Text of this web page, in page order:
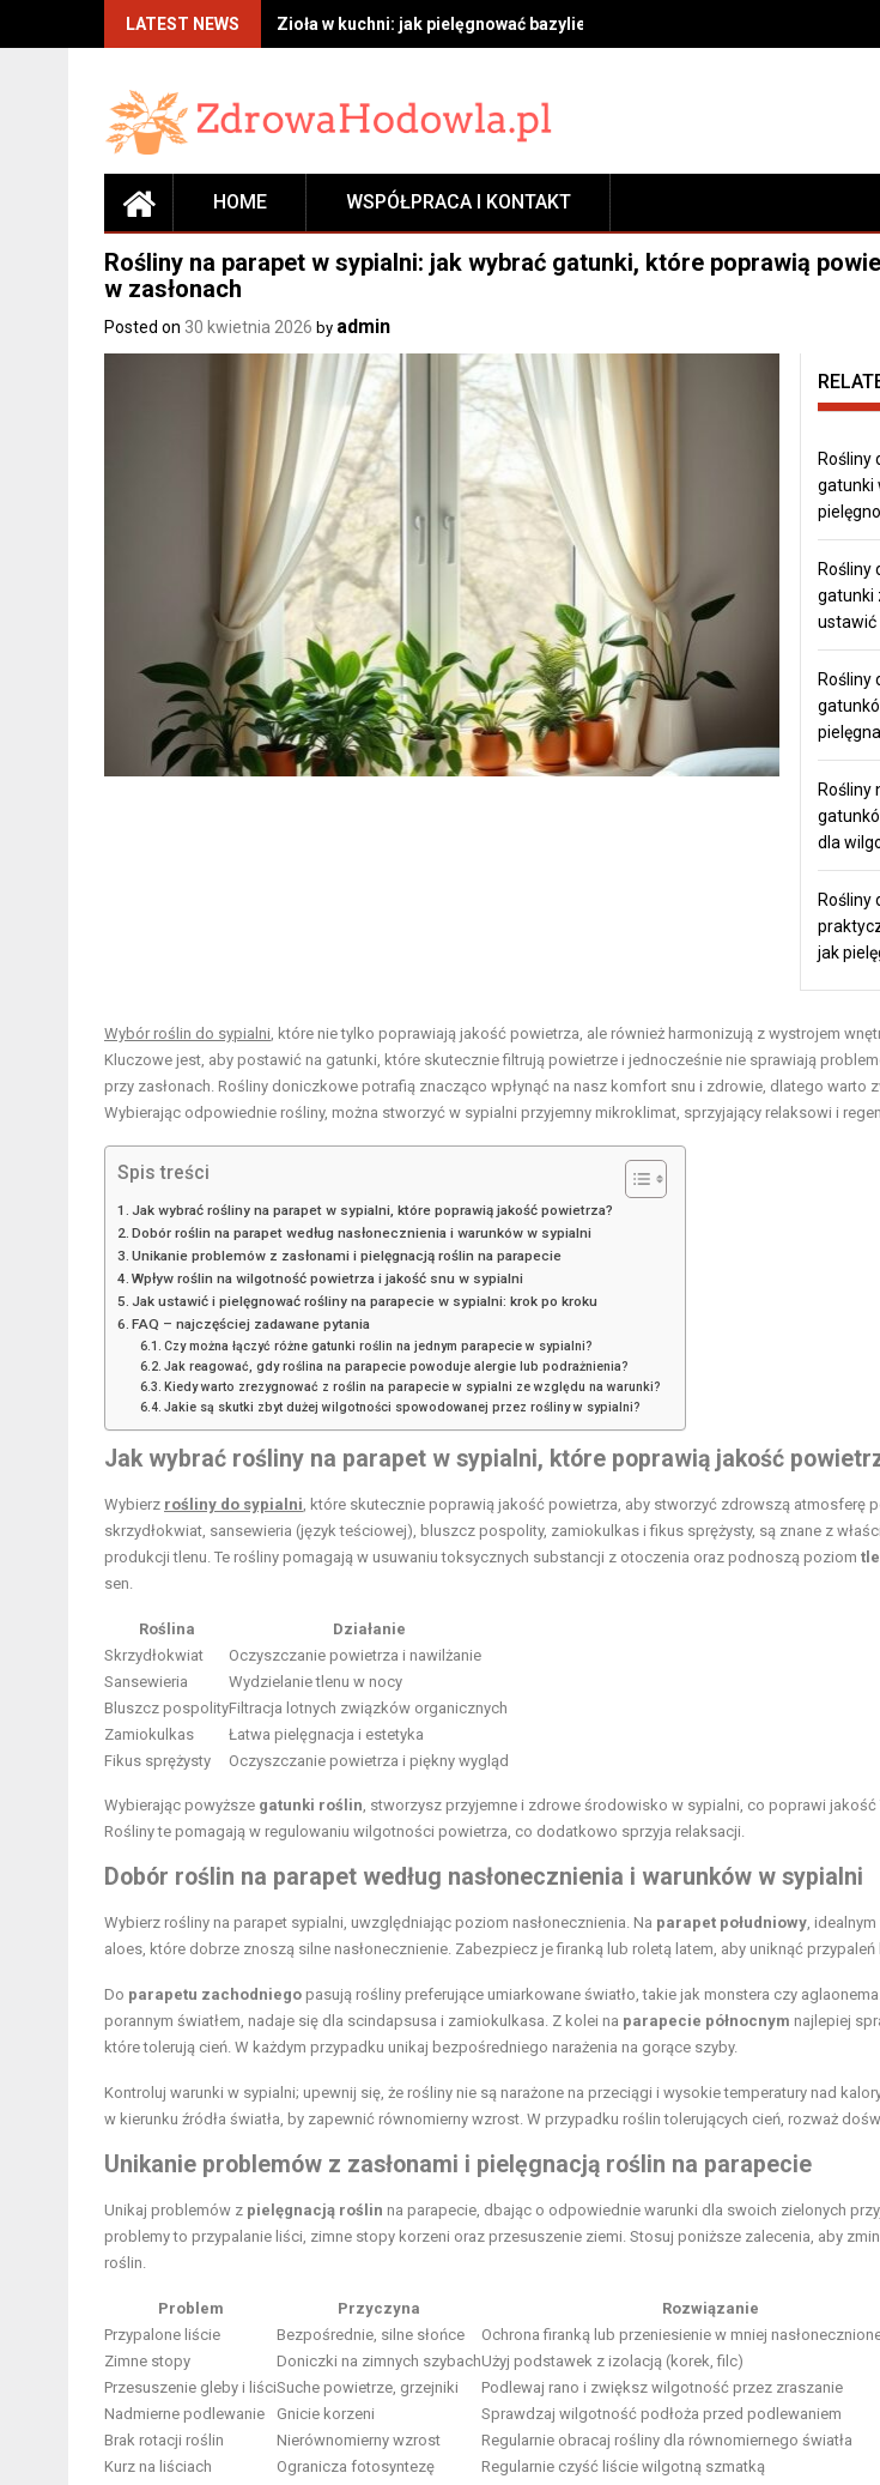
LATEST NEWS Zioła w kuchni: jak pielęgnować bazylie, miętę i rozmaryn, by długo cieszyć
HOME WSPÓŁPRACA I KONTAKT
Rośliny na parapet w sypialni: jak wybrać gatunki, które poprawią
w zasłonach
Posted on 30 kwietnia 2026 by admin
Rośliny
gatunki
Rośliny
gatunki
ustawić
Rośliny
Rośliny
dla
Rośliny
jak
Wybór roślin do sypialni , które nie tylko poprawiają jakość powietrza, ale również harmonizują z wystrojem
Kluczowe jest, aby postawić na gatunki, które skutecznie filtrują powietrze i jednocześnie nie sprawiają
przy zasłonach. Rośliny doniczkowe potrafią znacząco wpłynąć na nasz komfort snu i zdrowie, dlatego warto
Wybierając odpowiednie rośliny, można stworzyć w sypialni przyjemny mikroklimat, sprzyjający relaksowi i
Spis treści
Jak wybrać rośliny na parapet w sypialni, które poprawią jakość powietrza?
Dobór roślin na parapet według nasłonecznienia i warunków w sypialni
Unikanie problemów z zasłonami i pielęgnacją roślin na parapecie
Wpływ roślin na wilgotność powietrza i jakość snu w sypialni
Jak ustawić i pielęgnować rośliny na parapecie w sypialni: krok po kroku
FAQ – najczęściej zadawane pytania
Czy można łączyć różne gatunki roślin na jednym parapecie w sypialni?
Jak reagować, gdy roślina na parapecie powoduje alergie lub podrażnienia?
Kiedy warto zrezygnować z roślin na parapecie w sypialni ze względu na warunki?
Jakie są skutki zbyt dużej wilgotności spowodowanej przez rośliny w sypialni?
Jak wybrać rośliny na parapet w sypialni, które poprawią jakość
Wybierz rośliny do sypialni , które skutecznie poprawią jakość powietrza, aby stworzyć zdrowszą atmosferę
skrzydłokwiat, sansewieria (język teściowej), bluszcz pospolity, zamiokulkas i fikus sprężysty, są znane z
produkcji tlenu. Te rośliny pomagają w usuwaniu toksycznych substancji z otoczenia oraz podnoszą poziom
sen.
Roślina
Działanie
Skrzydłokwiat
Oczyszczanie powietrza i nawilżanie
Sansewieria
Wydzielanie tlenu w nocy
Bluszcz pospolityFiltracja lotnych związków organicznych
Zamiokulkas
Łatwa pielęgnacja i estetyka
Fikus sprężysty
Oczyszczanie powietrza i piękny wygląd
Wybierając powyższe gatunki roślin , stworzysz przyjemne i zdrowe środowisko w sypialni, co poprawi
Rośliny te pomagają w regulowaniu wilgotności powietrza, co dodatkowo sprzyja relaksacji.
Dobór roślin na parapet według nasłonecznienia i warunków w sypialni
Wybierz rośliny na parapet sypialni, uwzględniając poziom nasłonecznienia. Na parapet południowy ,
aloes, które dobrze znoszą silne nasłonecznienie. Zabezpiecz je firanką lub roletą latem, aby uniknąć przypaleń
Do parapetu zachodniego pasują rośliny preferujące umiarkowane światło, takie jak monstera czy aglaonema.
porannym światłem, nadaje się dla scindapsusa i zamiokulkasa. Z kolei na parapecie północnym najlepiej
które tolerują cień. W każdym przypadku unikaj bezpośredniego narażenia na gorące szyby.
Kontroluj warunki w sypialni; upewnij się, że rośliny nie są narażone na przeciągi i wysokie temperatury nad
w kierunku źródła światła, by zapewnić równomierny wzrost. W przypadku roślin tolerujących cień, rozważ
Unikanie problemów z zasłonami i pielęgnacją roślin na parapecie
Unikaj problemów z pielęgnacją roślin na parapecie, dbając o odpowiednie warunki dla swoich zielonych
problemy to przypalanie liści, zimne stopy korzeni oraz przesuszenie ziemi. Stosuj poniższe zalecenia, aby
roślin.
Problem Przyczyna
Rozwiązanie
Przypalone liście
Bezpośrednie, silne słońce
Ochrona firanką lub przeniesienie w mniej
Zimne stopy
Doniczki na zimnych szybachUżyj podstawek z izolacją (korek, filc)
Przesuszenie gleby i liściSuche powietrze, grzejniki
Podlewaj rano i zwiększ wilgotność przez zraszanie
Nadmierne podlewanie
Gnicie korzeni
Sprawdzaj wilgotność podłoża przed podlewaniem
Brak rotacji roślin
Nierównomierny wzrost
Regularnie obracaj rośliny dla równomiernego światła
Kurz na liściach
Ogranicza fotosyntezę Regularnie czyść liście wilgotną szmatką